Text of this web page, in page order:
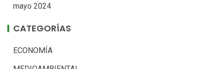
mayo 2024
CATEGORÍAS
ECONOMÍA